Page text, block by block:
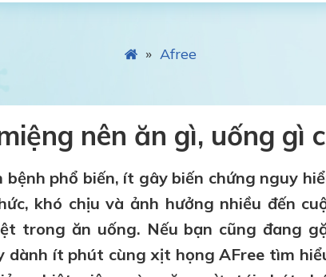
» Afree
nên ăn gì, uống gì
bệnh phổ biến, ít gây biến chứng nguy
khó chịu và ảnh hưởng nhiều đến
trong ăn uống. Nếu bạn cũng đang
dành ít phút cùng xịt họng AFree tìm